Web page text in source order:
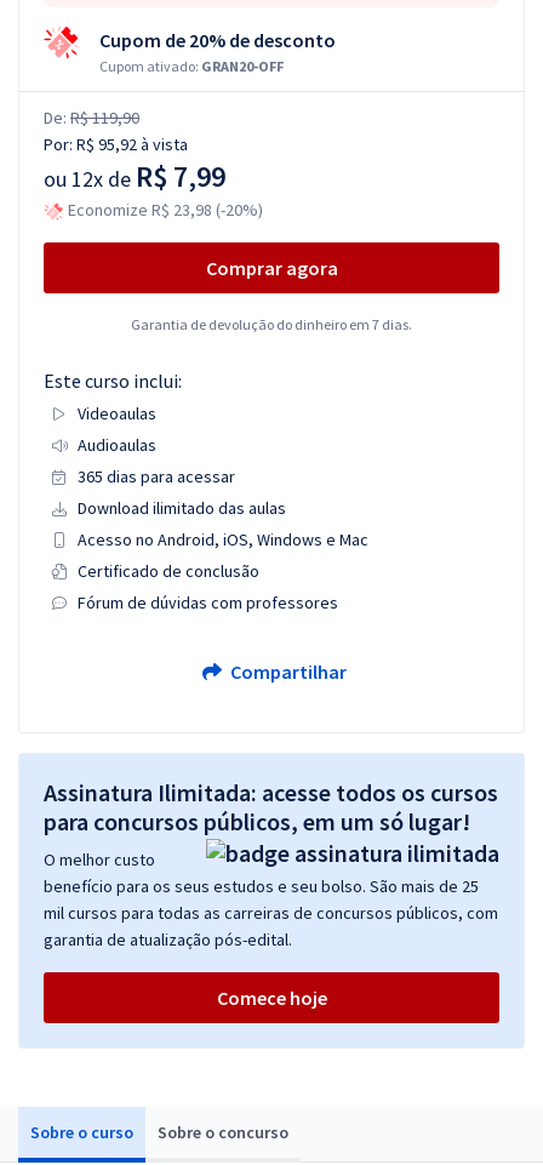
Sobre o curso Sobre o concurso
Cupom de 20% de desconto
Cupom ativado: GRAN20-OFF
De: R$ 119,90
Por: R$ 95,92à vista
ou 12x de R$ 7,99
Economize R$ 23,98 (-20%)
Comprar agora
Garantia de devolução do dinheiro em 7 dias.
Este curso inclui:
Videoaulas
Audioaulas
365 dias para acessar
Download ilimitado das aulas
Acesso no Android, iOS, Windows e Mac
Certificado de conclusão
Fórum de dúvidas com professores
Compartilhar
Assinatura Ilimitada: acesse todos os cursos
para concursos públicos, em um só lugar!
O melhor custo
benefício para os seus estudos e seu bolso. São mais de 25
mil cursos para todas as carreiras de concursos públicos, com
garantia de atualização pós-edital.
Comece hoje